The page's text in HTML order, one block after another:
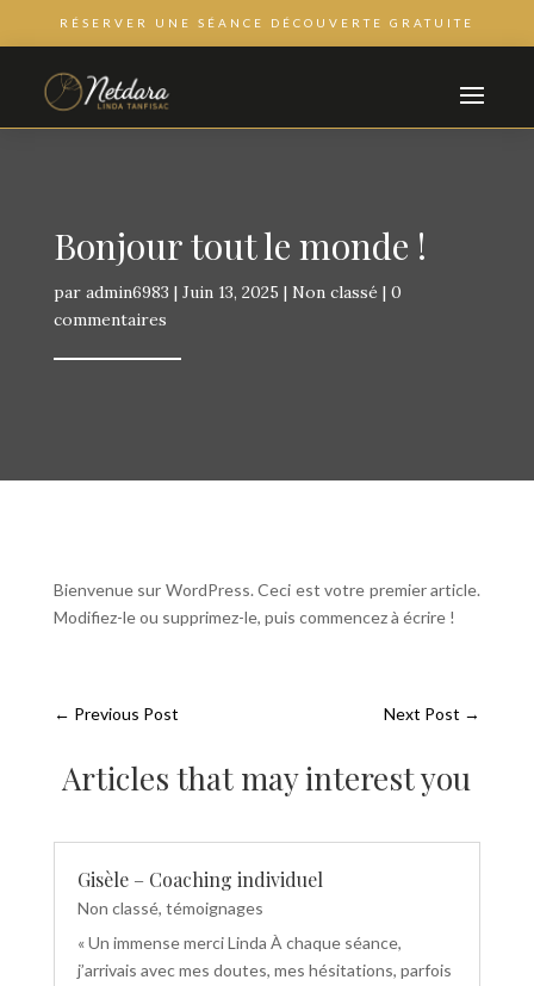
RÉSERVER UNE SÉANCE DÉCOUVERTE GRATUITE
Bonjour tout le monde !
par admin6983 | Juin 13, 2025 | Non classé | 0
commentaires
Bienvenue sur WordPress. Ceci est votre premier article.
Modifiez-le ou supprimez-le, puis commencez à écrire !
← Previous Post Next Post →
Articles that may interest you
Gisèle – Coaching individuel
Non classé, témoignages
« Un immense merci Linda À chaque séance,
j’arrivais avec mes doutes, mes hésitations, parfois